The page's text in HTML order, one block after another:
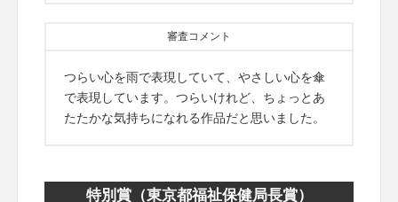
審査コメント
つらい心を雨で表現していて、やさしい心を傘
で表現しています。つらいけれど、ちょっとあ
たたかな気持ちになれる作品だと思いました。
特別賞（東京都福祉保健局長賞）